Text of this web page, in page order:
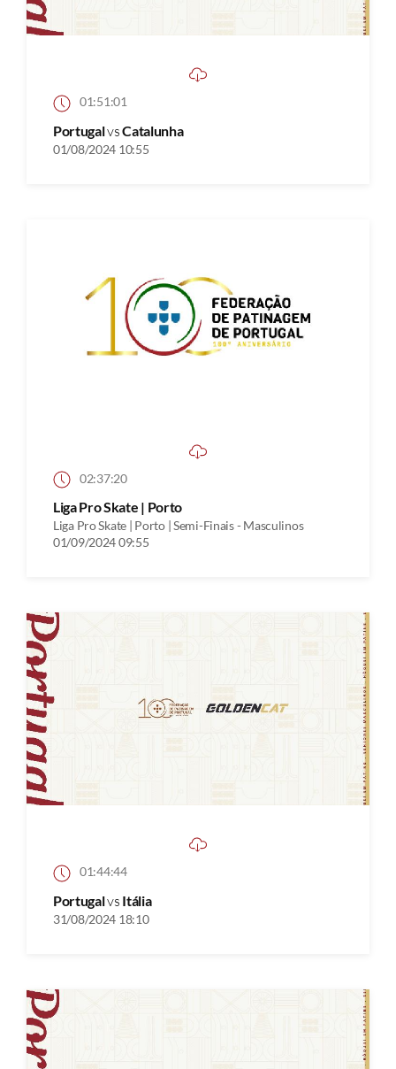
01:51:01
PortugalvsCatalunha
01/08/2024 10:55
02:37:20
Liga Pro Skate | Porto
Liga Pro Skate | Porto | Semi-Finais - Masculinos
01/09/2024 09:55
01:44:44
Portugalvs Itália
31/08/2024 18:10